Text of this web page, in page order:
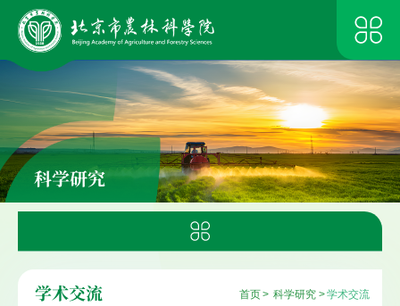
科学研究
首页> 科学研究 >学术交流
学术交流